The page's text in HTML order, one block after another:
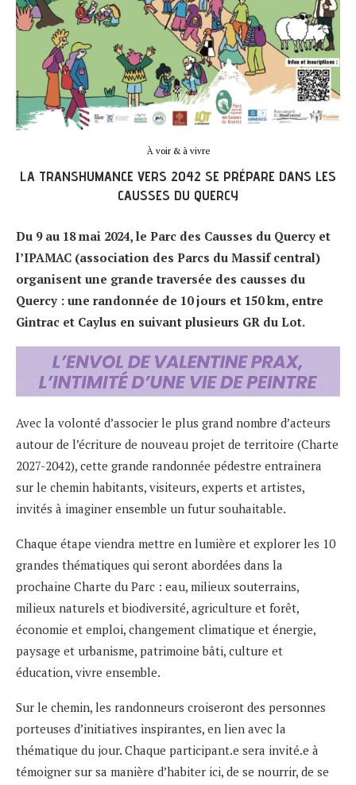
À voir & à vivre
LA TRANSHUMANCE VERS 2042 SE PRÉPARE DANS LES
CAUSSES DU QUERCY
Du 9 au 18 mai 2024, le Parc des Causses du Quercy et
l’IPAMAC (association des Parcs du Massif central)
organisent une grande traversée des causses du
Quercy : une randonnée de 10 jours et 150 km, entre
Gintrac et Caylus en suivant plusieurs GR du Lot.
Avec la volonté d’associer le plus grand nombre d’acteurs
autour de l’écriture de nouveau projet de territoire (Charte
2027-2042), cette grande randonnée pédestre entrainera
sur le chemin habitants, visiteurs, experts et artistes,
invités à imaginer ensemble un futur souhaitable.
Chaque étape viendra mettre en lumière et explorer les 10
grandes thématiques qui seront abordées dans la
prochaine Charte du Parc : eau, milieux souterrains,
milieux naturels et biodiversité, agriculture et forêt,
économie et emploi, changement climatique et énergie,
paysage et urbanisme, patrimoine bâti, culture et
éducation, vivre ensemble.
Sur le chemin, les randonneurs croiseront des personnes
porteuses d’initiatives inspirantes, en lien avec la
thématique du jour. Chaque participant.e sera invité.e à
témoigner sur sa manière d’habiter ici, de se nourrir, de se